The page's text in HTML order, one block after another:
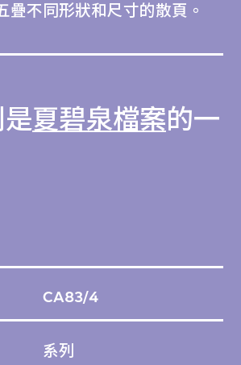
疊不同形狀和尺寸的散頁。
夏碧泉檔案的一
CA83/4
系列